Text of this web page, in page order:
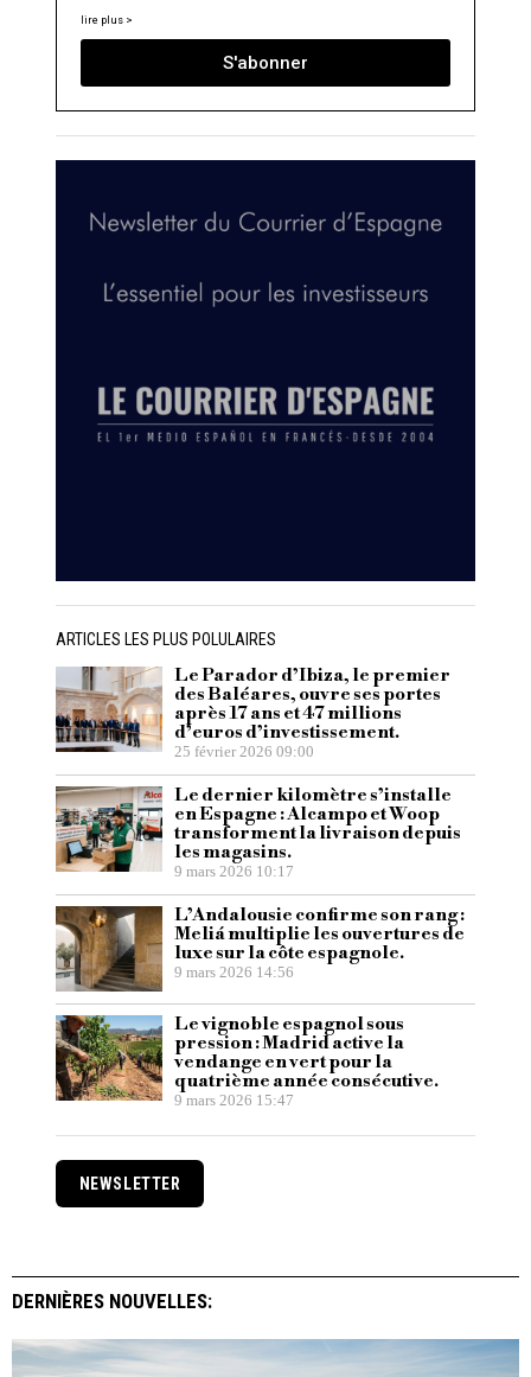
lire plus >
S'abonner
ARTICLES LES PLUS POLULAIRES
Le Parador d’Ibiza, le premier
des Baléares, ouvre ses portes
après 17 ans et 47 millions
d’euros d’investissement.
25 février 2026 09:00
Le dernier kilomètre s’installe
en Espagne : Alcampo et Woop
transforment la livraison depuis
les magasins.
9 mars 2026 10:17
L’Andalousie confirme son rang :
Meliá multiplie les ouvertures de
luxe sur la côte espagnole.
9 mars 2026 14:56
Le vignoble espagnol sous
pression : Madrid active la
vendange en vert pour la
quatrième année consécutive.
9 mars 2026 15:47
NEWSLETTER
DERNIÈRES NOUVELLES: